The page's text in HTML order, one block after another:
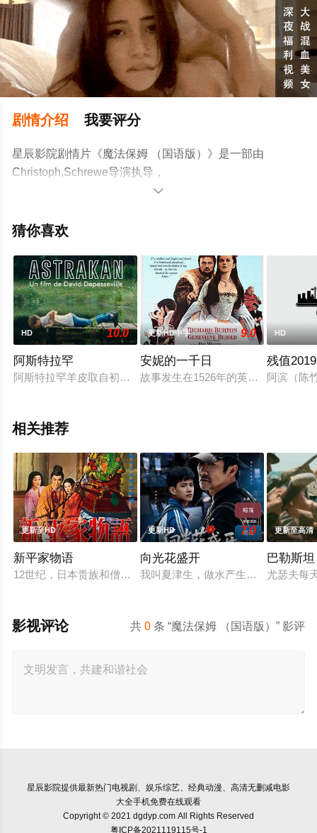
剧情介绍 我要评分
星辰影院剧情片《魔法保姆 （国语版）》是一部由
Christoph,Schrewe导演执导，
集），手机免费观看高清未删减完整版电影大全就上星辰
网等平台了解。

猜你喜欢
HD 10.0
阿斯特拉罕
阿斯特拉罕羊皮取自初生黑羊，刚出娘胎即面临残酷命运。十
更新HD中字 9.0
安妮的一千日
故事发生在1526年的英国，英格兰国
HD
残值2019
阿滨（陈
相关推荐
更新至HD 9.0
新平家物语
12世纪，日本贵族和僧侣拥有大片土地，并免除赋税，而国内
更新HD 7.0
向光花盛开
我叫夏津生，做水产生意，45岁那年
更新至高清
巴勒斯
尤瑟夫每
共0 条 “魔法保姆 （国语版）” 影评
影视评论
星辰影院提供最新热门电视剧、娱乐综艺、经典动漫、高清无删减电影
大全手机免费在线观看
Copyright © 2021 dgdyp.com All Rights Reserved
粤ICP备2021119115号-1